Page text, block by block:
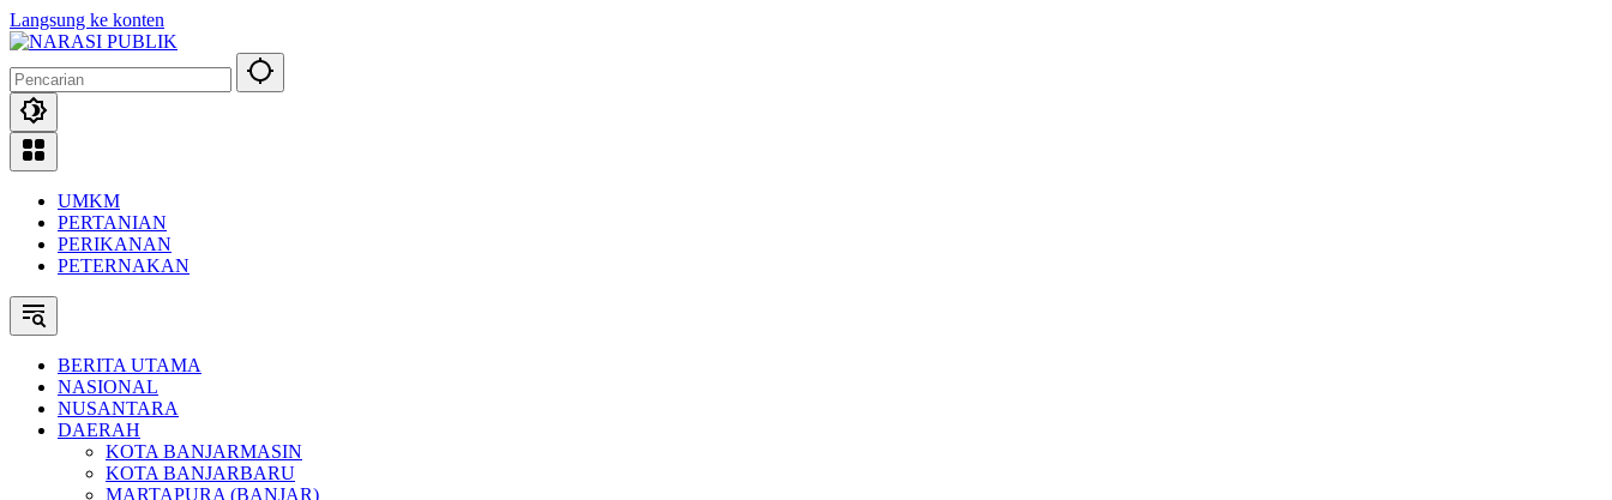
Langsung ke konten
UMKM
PERTANIAN
PERIKANAN
PETERNAKAN
BERITA UTAMA
NASIONAL
NUSANTARA
DAERAH
KOTA BANJARMASIN
KOTA BANJARBARU
MARTAPURA (BANJAR)